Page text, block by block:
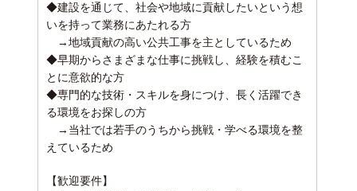
◆建設を通じて、社会や地域に貢献したいという想
いを持って業務にあたれる方
→地域貢献の高い公共工事を主としているため
◆早期からさまざまな仕事に挑戦し、経験を積むこ
とに意欲的な方
◆専門的な技術・スキルを身につけ、長く活躍でき
る環境をお探しの方
→当社では若手のうちから挑戦・学べる環境を整
えているため
【歓迎要件】